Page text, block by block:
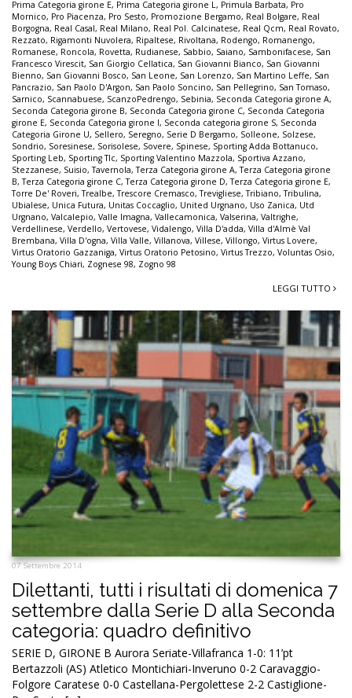
Prima Categoria girone E, Prima Categoria girone L , Primula Barbata, Pro
Mornico, Pro Piacenza, Pro Sesto, Promozione Bergamo, Real Bolgare, Real
Borgogna, Real Casal, Real Milano, Real Pol. Calcinatese, Real Qcm, Real Rovato,
Rezzato, Rigamonti Nuvolera, Ripaltese, Rivoltana, Rodengo, Romanengo,
Romanese, Roncola, Rovetta, Rudianese, Sabbio, Saiano, Sambonifacese, San
Francesco Virescit, San Giorgio Cellatica, San Giovanni Bianco, San Giovanni
Bienno, San Giovanni Bosco, San Leone, San Lorenzo, San Martino Leffe, San
Pancrazio, San Paolo D'Argon, San Paolo Soncino, San Pellegrino, San Tomaso,
Sarnico, Scannabuese, ScanzoPedrengo, Sebinia, Seconda Categoria girone A,
Seconda Categoria girone B, Seconda Categoria girone C, Seconda Categoria
girone E, Seconda Categoria girone I, Seconda categoria girone S, Seconda
Categoria Girone U, Sellero, Seregno, Serie D Bergamo, Solleone, Solzese,
Sondrio, Soresinese, Sorisolese, Sovere, Spinese, Sporting Adda Bottanuco,
Sporting Leb, Sporting Tlc, Sporting Valentino Mazzola, Sportiva Azzano,
Stezzanese, Suisio,Tavernola,Terza Categoria girone A,Terza Categoria girone
B,Terza Categoria girone C,Terza Categoria girone D,Terza Categoria girone E,
Torre De' Roveri,Trealbe,Trescore Cremasco,Trevigliese,Tribiano,Tribulina,
Ubialese, Unica Futura, Unitas Coccaglio, United Urgnano, Uso Zanica, Utd
Urgnano, Valcalepio, Valle Imagna, Vallecamonica, Valserina, Valtrighe,
Verdellinese, Verdello, Vertovese, Vidalengo, Villa D'adda, Villa d'Almè Val
Brembana, Villa D'ogna, Villa Valle, Villanova, Villese, Villongo, Virtus Lovere,
Virtus Oratorio Gazzaniga, Virtus Oratorio Petosino, Virtus Trezzo, Voluntas Osio,
Young Boys Chiari, Zognese 98, Zogno 98
LEGGI TUTTO
07 Settembre 2014
Dilettanti, tutti i risultati di domenica 7
settembre dalla Serie D alla Seconda
categoria: quadro definitivo
SERIE D, GIRONE B Aurora Seriate-Villafranca 1-0: 11’pt
Bertazzoli (AS) Atletico Montichiari-Inveruno 0-2 Caravaggio-
Folgore Caratese 0-0 Castellana-Pergolettese 2-2 Castiglione-